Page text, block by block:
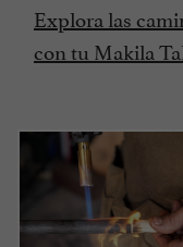
Explora las
con tu Makila